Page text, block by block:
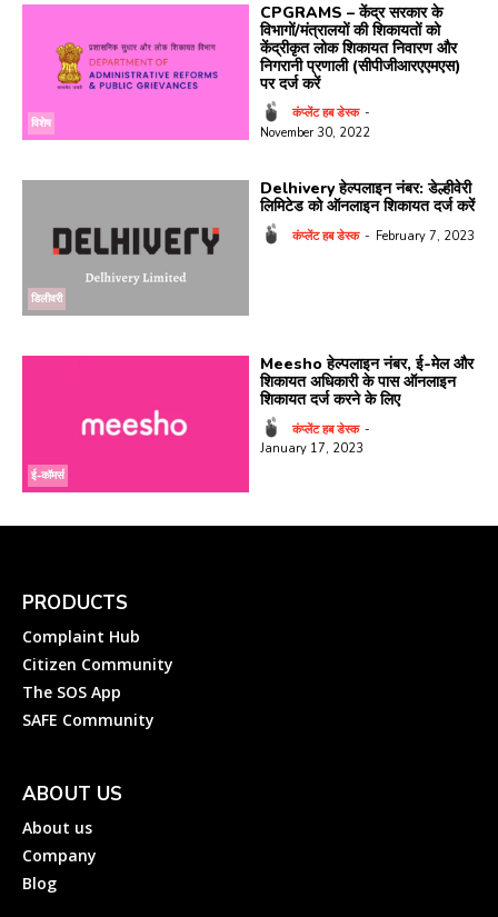
विशेष
CPGRAMS – केंद्र सरकार के
विभागों/मंत्रालयों की शिकायतों को
केंद्रीकृत लोक शिकायत निवारण और
निगरानी प्रणाली (सीपीजीआरएएमएस)
पर दर्ज करें
कंप्लेंट हब डेस्क -
November 30, 2022
डिलीवरी
Delhivery हेल्पलाइन नंबर: डेल्हीवेरी
लिमिटेड को ऑनलाइन शिकायत दर्ज करें
कंप्लेंट हब डेस्क - February 7, 2023
ई-कॉमर्स
Meesho हेल्पलाइन नंबर, ई-मेल और
शिकायत अधिकारी के पास ऑनलाइन
शिकायत दर्ज करने के लिए
कंप्लेंट हब डेस्क -
January 17, 2023
PRODUCTS
Complaint Hub
Citizen Community
The SOS App
SAFE Community
ABOUT US
About us
Company
Blog